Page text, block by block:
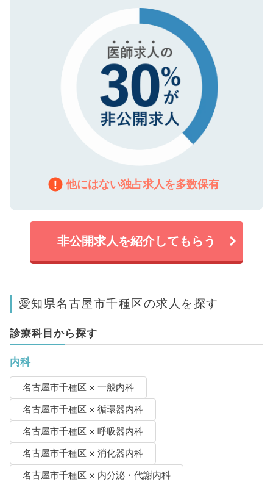
で、機密保持に関してもご安心ください。
他にはない独占求人を多数保有
非公開求人を紹介してもらう
愛知県名古屋市千種区の求人を探す
診療科目から探す
内科
名古屋市千種区 × 一般内科
名古屋市千種区 × 循環器内科
名古屋市千種区 × 呼吸器内科
名古屋市千種区 × 消化器内科
名古屋市千種区 × 内分泌・代謝内科